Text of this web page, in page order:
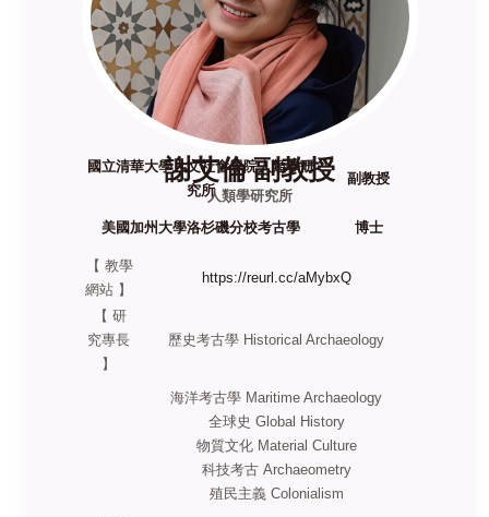
謝艾倫 副教授
人類學研究所
國立清華大學人文社會學院人類學研
究所
副教授
美國加州大學洛杉磯分校考古學 博士
【 教學
網站 】
https://reurl.cc/aMybxQ
【 研
究專長
】
歷史考古學 Historical Archaeology
海洋考古學 Maritime Archaeology
全球史 Global History
物質文化 Material Culture
科技考古 Archaeometry
殖民主義 Colonialism